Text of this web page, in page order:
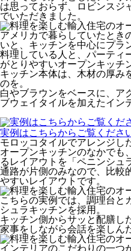
は思っておらず、ロビンスジ
でいただきました。
アメリカで暮らしていたとき
いと、キッチンを中心にプラ
料理している人と、パーティ
がとりやすいオープンキッチ
キッチン本体は、木材の厚み
のを。
白やブラウンをベースに、ア
ブウェイタイルを加えたイン
実例はこちらからご覧くださ
モロッコタイルでアレンジし
オープンキッチンのなかでも
るレイアウトを「ペニンシュ
通路が片側のみなので、比較
やすいレイアウトです。
こちらの実例では、調理台と
シュラキッチンを採用。
キッチン側からサッと配膳し
家事をしながら会話を楽しん
インテリアのこだわりの一つ